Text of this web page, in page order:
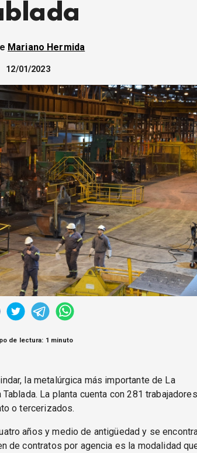
Mariano Hermida
12/01/2023
de lectura: 1 minuto
la metalúrgica más importante de La
La planta cuenta con 281
o tercerizados.
años y medio de antigüedad y se
de contratos por agencia es la modalidad